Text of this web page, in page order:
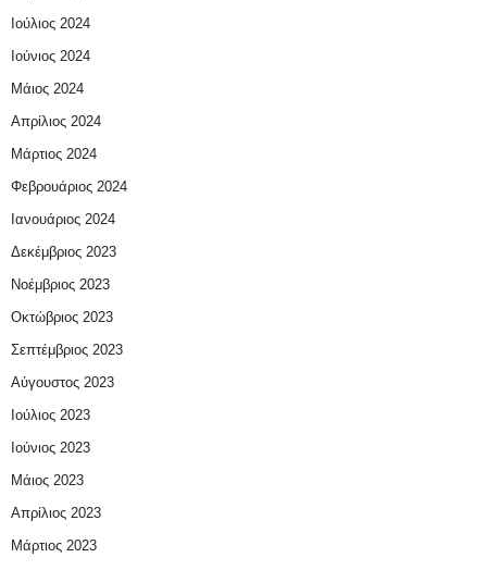
Ιούλιος 2024
Ιούνιος 2024
Μάιος 2024
Απρίλιος 2024
Μάρτιος 2024
Φεβρουάριος 2024
Ιανουάριος 2024
Δεκέμβριος 2023
Νοέμβριος 2023
Οκτώβριος 2023
Σεπτέμβριος 2023
Αύγουστος 2023
Ιούλιος 2023
Ιούνιος 2023
Μάιος 2023
Απρίλιος 2023
Μάρτιος 2023